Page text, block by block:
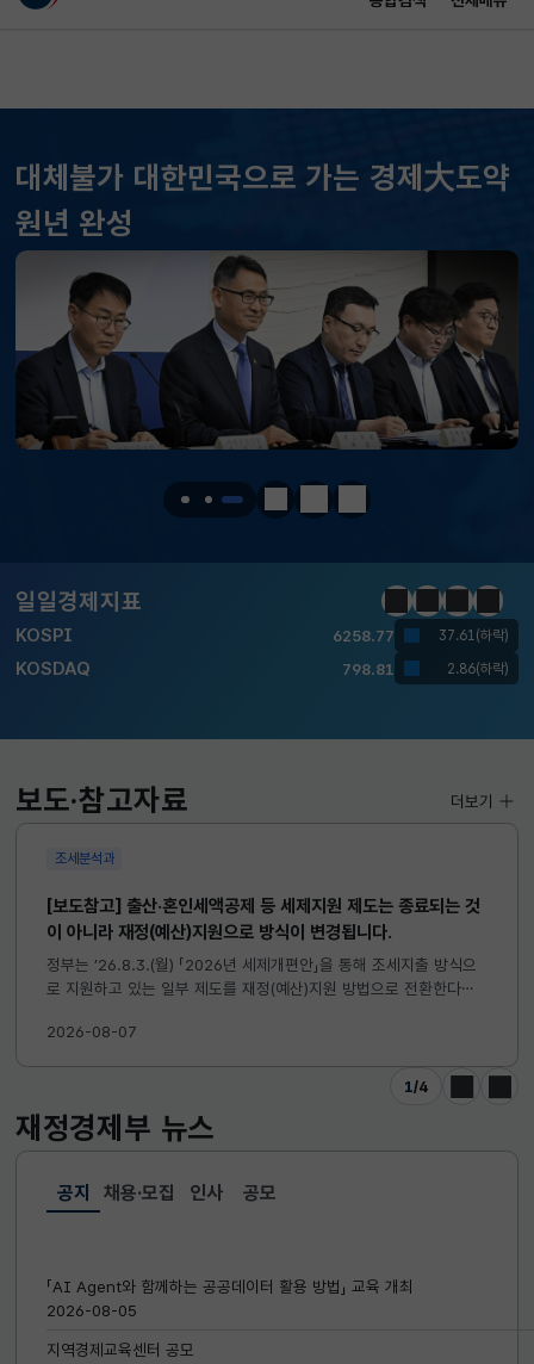
대체불가 대한민국으로 가는 경제大도약
원년 완성
정지 이전 다음
일일경제지표
KOSPI 6258.77 37.61(하락)
KOSDAQ
국고채(3년) 3.746 0.004(상승)
달러-원 1410.6000 13.2000(하락)
KOSPI 6258.77 37.61(하락)
KOSDAQ 798.81 2.86(하락)
KOSPI 6258.77 37.61(하락)
KOSDAQ 798.81 2.86(하락)
국고채(3년)
정지이전다음일일경
보도·참고자료
조세분석과
[보도참고] 출산·혼인세액공제 등 세제지원 제도는 종료되는 것
이 아니라 재정(예산)지원으로 방식이 변경됩니다.
정부는 ’26.8.3.(월) 「2026년 세제개편안」을 통해 조세지출 방식으
로 지원하고 있는 일부 제도를 재정(예산)지원 방법으로 전환한다고
2026-08-07
1/4
이전 다음
더보기
재정경제부 뉴스
공지
선택됨
공지
「AI Agent와 함께하는 공공데이터 활용 방법」 교육 개최
2026-08-05
지역경제교육센터 공모
채용·모집 인사 공모